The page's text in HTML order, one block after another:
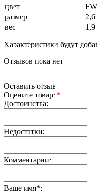
цвет
размер
вес
1,9
Характеристики будут
Отзывов пока нет
Оставить отзыв
Оцените товар: *
Достоинства:
Недостатки:
Комментарии:
Ваше имя*: